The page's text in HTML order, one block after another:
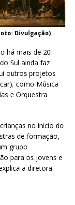
Divulgação)
há mais de 20
Sul ainda faz
outros projetos
como Música
e Orquestra
no início do
de formação,
grupo
para os jovens e
a diretora-